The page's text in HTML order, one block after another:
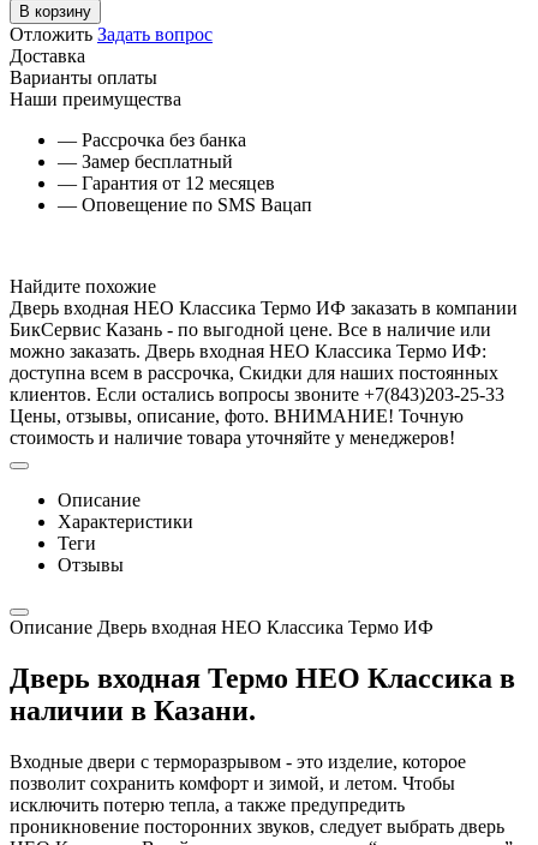
В корзину
Отложить Задать вопрос
Доставка
Варианты оплаты
Наши преимущества
— Рассрочка без банка
— Замер бесплатный
— Гарантия от 12 месяцев
— Оповещение по SMS Вацап
Найдите похожие
Дверь входная НЕО Классика Термо ИФ заказать в компании
БикСервис Казань - по выгодной цене. Все в наличие или
можно заказать. Дверь входная НЕО Классика Термо ИФ:
доступна всем в рассрочка, Скидки для наших постоянных
клиентов. Если остались вопросы звоните +7(843)203-25-33
Цены, отзывы, описание, фото. ВНИМАНИЕ! Точную
стоимость и наличие товара уточняйте у менеджеров!
Описание
Характеристики
Теги
Отзывы
Описание Дверь входная НЕО Классика Термо ИФ
Дверь входная Термо НЕО Классика в
наличии в Казани.
Входные двери с терморазрывом - это изделие, которое
позволит сохранить комфорт и зимой, и летом. Чтобы
исключить потерю тепла, а также предупредить
проникновение посторонних звуков, следует выбрать дверь